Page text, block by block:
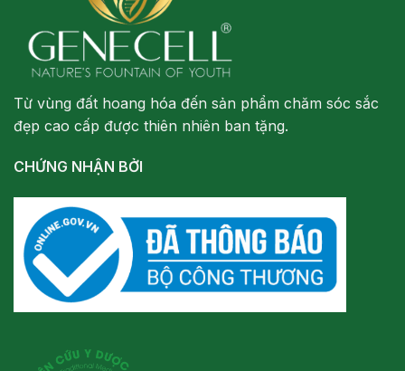
Từ vùng đất hoang hóa đến sản phẩm chăm sóc sắc
đẹp cao cấp được thiên nhiên ban tặng.
CHỨNG NHẬN BỞI